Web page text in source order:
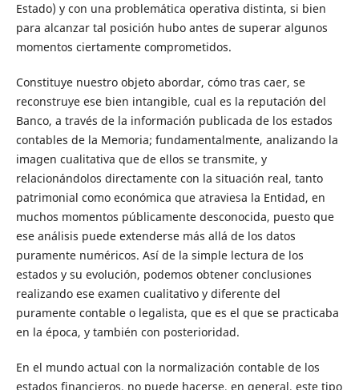
Estado) y con una problemática operativa distinta, si bien
para alcanzar tal posición hubo antes de superar algunos
momentos ciertamente comprometidos.
Constituye nuestro objeto abordar, cómo tras caer, se
reconstruye ese bien intangible, cual es la reputación del
Banco, a través de la información publicada de los estados
contables de la Memoria; fundamentalmente, analizando la
imagen cualitativa que de ellos se transmite, y
relacionándolos directamente con la situación real, tanto
patrimonial como económica que atraviesa la Entidad, en
muchos momentos públicamente desconocida, puesto que
ese análisis puede extenderse más allá de los datos
puramente numéricos. Así de la simple lectura de los
estados y su evolución, podemos obtener conclusiones
realizando ese examen cualitativo y diferente del
puramente contable o legalista, que es el que se practicaba
en la época, y también con posterioridad.
En el mundo actual con la normalización contable de los
estados financieros, no puede hacerse, en general, este tipo